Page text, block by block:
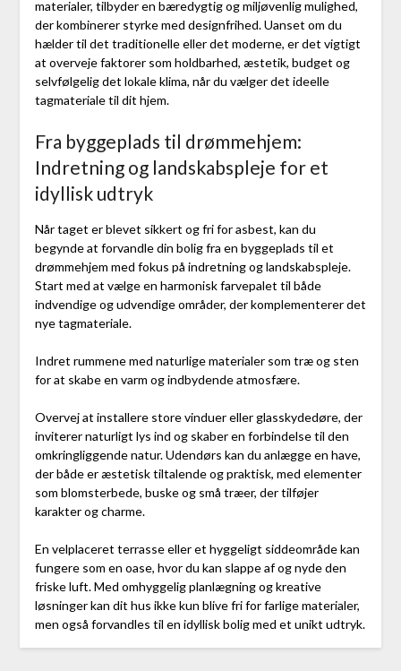
materialer, tilbyder en bæredygtig og miljøvenlig mulighed,
der kombinerer styrke med designfrihed. Uanset om du
hælder til det traditionelle eller det moderne, er det vigtigt
at overveje faktorer som holdbarhed, æstetik, budget og
selvfølgelig det lokale klima, når du vælger det ideelle
tagmateriale til dit hjem.
Fra byggeplads til drømmehjem:
Indretning og landskabspleje for et
idyllisk udtryk
Når taget er blevet sikkert og fri for asbest, kan du
begynde at forvandle din bolig fra en byggeplads til et
drømmehjem med fokus på indretning og landskabspleje.
Start med at vælge en harmonisk farvepalet til både
indvendige og udvendige områder, der komplementerer det
nye tagmateriale.
Indret rummene med naturlige materialer som træ og sten
for at skabe en varm og indbydende atmosfære.
Overvej at installere store vinduer eller glasskydedøre, der
inviterer naturligt lys ind og skaber en forbindelse til den
omkringliggende natur. Udendørs kan du anlægge en have,
der både er æstetisk tiltalende og praktisk, med elementer
som blomsterbede, buske og små træer, der tilføjer
karakter og charme.
En velplaceret terrasse eller et hyggeligt siddeområde kan
fungere som en oase, hvor du kan slappe af og nyde den
friske luft. Med omhyggelig planlægning og kreative
løsninger kan dit hus ikke kun blive fri for farlige materialer,
men også forvandles til en idyllisk bolig med et unikt udtryk.